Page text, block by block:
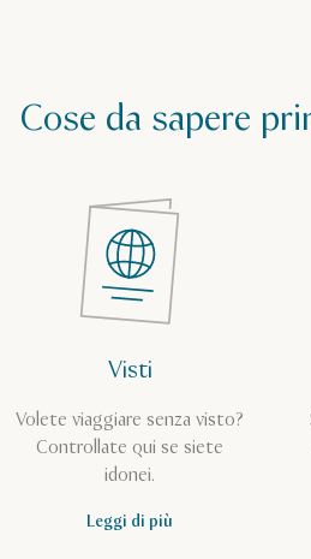
Cose da sapere
Visti
Volete viaggiare senza visto?
Controllate qui se siete
idonei.
Leggi di più